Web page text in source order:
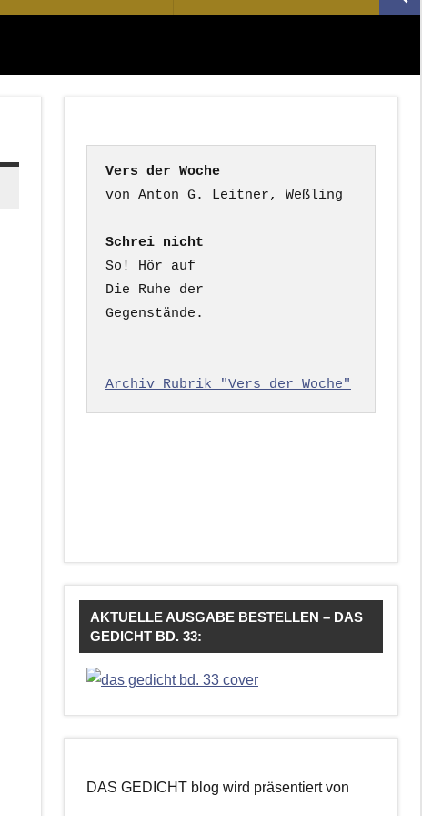
nach:
Vers der Woche
Schrei nicht
So! Hör auf
Die Ruhe der
Gegenstände.
Archiv Rubrik "Vers der Woche"
AKTUELLE AUSGABE BESTELLEN – DAS
GEDICHT BD. 33:
DAS GEDICHT blog wird präsentiert von